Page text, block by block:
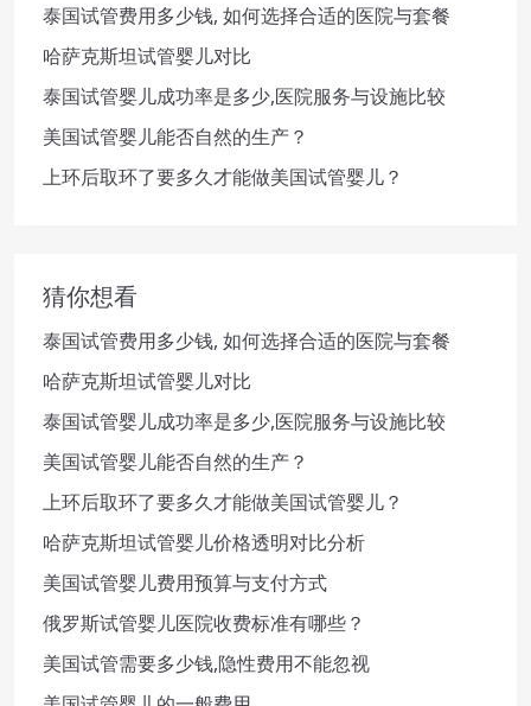
泰国试管费用多少钱, 如何选择合适的医院与套餐
哈萨克斯坦试管婴儿对比
泰国试管婴儿成功率是多少,医院服务与设施比较
美国试管婴儿能否自然的生产？
上环后取环了要多久才能做美国试管婴儿？
猜你想看
泰国试管费用多少钱, 如何选择合适的医院与套餐
哈萨克斯坦试管婴儿对比
泰国试管婴儿成功率是多少,医院服务与设施比较
美国试管婴儿能否自然的生产？
上环后取环了要多久才能做美国试管婴儿？
哈萨克斯坦试管婴儿价格透明对比分析
美国试管婴儿费用预算与支付方式
俄罗斯试管婴儿医院收费标准有哪些？
美国试管需要多少钱,隐性费用不能忽视